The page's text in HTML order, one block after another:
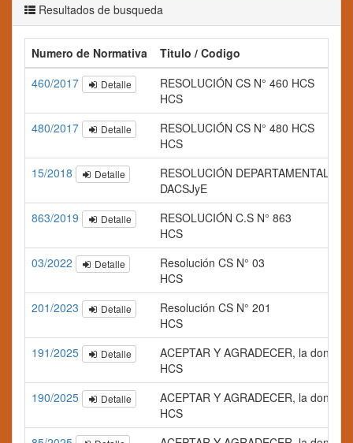
Resultados de busqueda
Numero de Normativa
Titulo / Codigo
460/2017
Detalle
RESOLUCIÓN CS N° 460 HCS
HCS
480/2017
Detalle
RESOLUCIÓN CS N° 480 HCS
HCS
15/2018
Detalle
RESOLUCIÓN DEPARTAMENTAL Nº
DACSJyE
863/2019
Detalle
RESOLUCIÓN C.S N° 863
HCS
03/2022
Detalle
Resolución CS N° 03
HCS
201/2023
Detalle
Resolución CS N° 201
HCS
191/2025
Detalle
ACEPTAR Y AGRADECER, la
HCS
190/2025
Detalle
ACEPTAR Y AGRADECER, la
HCS